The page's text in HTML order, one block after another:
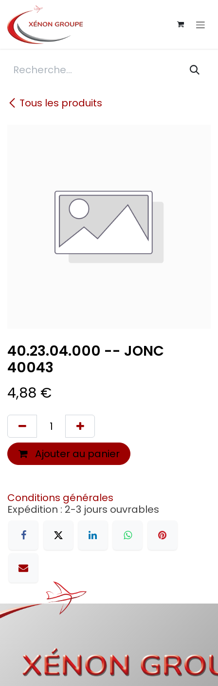
Se rendre au contenu
Tous les produits
40.23.04.000 -- JONC
40043
4,88 €
Ajouter au panier
Conditions générales
Expédition : 2-3 jours ouvrables